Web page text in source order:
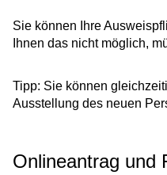
Sie können Ihre
Ihnen das nicht möglich,
Tipp: Sie können
Ausstellung des neuen
Onlineantrag und